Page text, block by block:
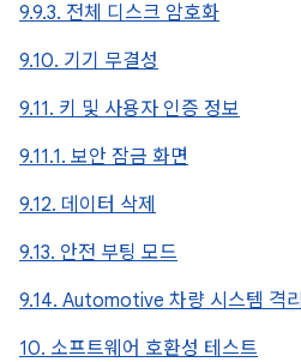
9.9.3. 전체 디스크 암호화
9.10. 기기 무결성
9.11. 키 및 사용자 인증 정보
9.11.1. 보안 잠금 화면
9.12. 데이터 삭제
9.13. 안전 부팅 모드
9.14. Automotive 차량 시스템 격리
10. 소프트웨어 호환성 테스트